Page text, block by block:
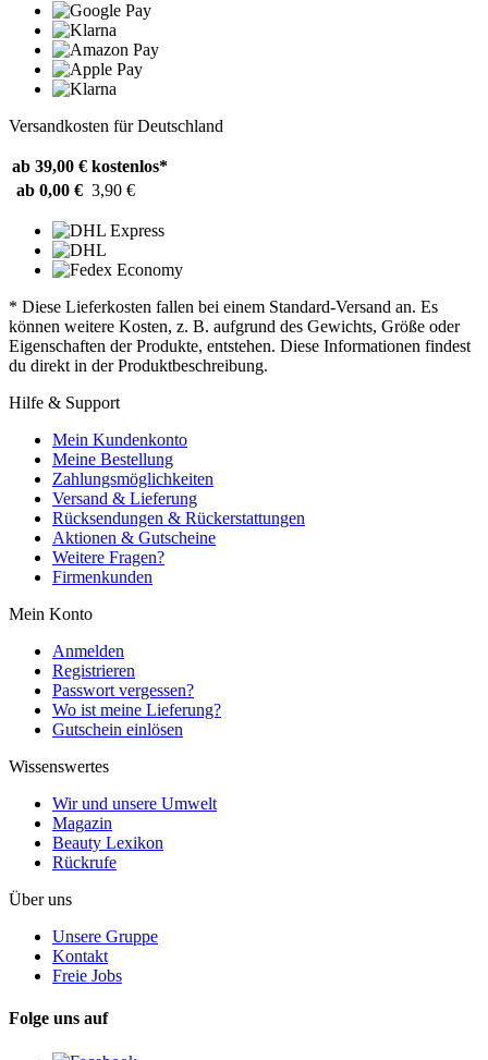
Versandkosten für Deutschland
ab 39,00 € kostenlos*
ab 0,00 € 3,90 €
* Diese Lieferkosten fallen bei einem Standard-Versand an. Es
können weitere Kosten, z. B. aufgrund des Gewichts, Größe oder
Eigenschaften der Produkte, entstehen. Diese Informationen findest
du direkt in der Produktbeschreibung.
Hilfe & Support
Mein Kundenkonto
Meine Bestellung
Zahlungsmöglichkeiten
Versand & Lieferung
Rücksendungen & Rückerstattungen
Aktionen & Gutscheine
Weitere Fragen?
Firmenkunden
Mein Konto
Anmelden
Registrieren
Passwort vergessen?
Wo ist meine Lieferung?
Gutschein einlösen
Wissenswertes
Wir und unsere Umwelt
Magazin
Beauty Lexikon
Rückrufe
Über uns
Unsere Gruppe
Kontakt
Freie Jobs
Folge uns auf